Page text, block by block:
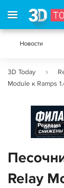
Новости
3D Today
Module к Ramps
Реклама
Relay